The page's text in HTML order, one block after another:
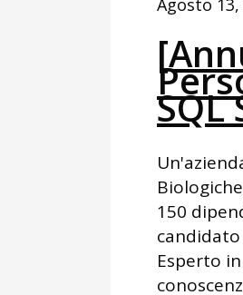
Agosto 13,
SQL
150
Esperto